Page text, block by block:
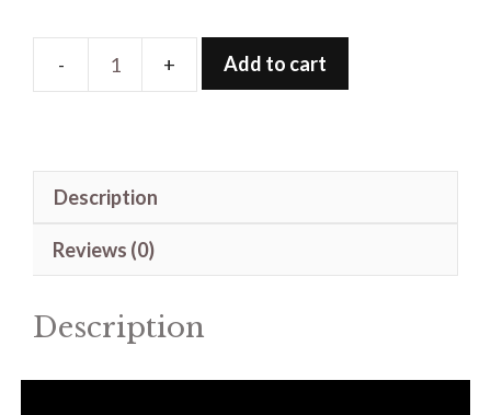
Folie
pentru
quantity
Add to cart
Description
Reviews (0)
Description